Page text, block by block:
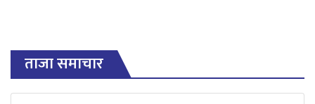
ताजा समाचार